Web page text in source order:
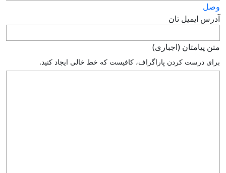
وصل
آدرس ايميل تان
متن پيامتان (اجباری)
براى درست كردن پاراگراف، كافيست كه خط خالى ايجاد كنيد.